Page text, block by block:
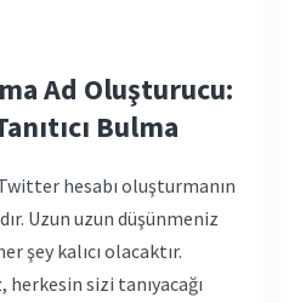
Ad Oluşturucu:
Bulma
hesabı oluşturmanın
Uzun uzun düşünmeniz
şey kalıcı olacaktır.
sizi tanıyacağı